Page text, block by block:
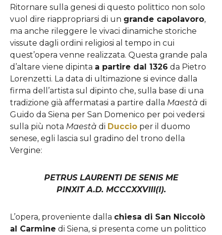
Ritornare sulla genesi di questo polittico non solo
vuol dire riappropriarsi di un grande capolavoro,
ma anche rileggere le vivaci dinamiche storiche
vissute dagli ordini religiosi al tempo in cui
quest’opera venne realizzata. Questa grande pala
d’altare viene dipinta a partire dal 1326 da Pietro
Lorenzetti. La data di ultimazione si evince dalla
firma dell’artista sul dipinto che, sulla base di una
tradizione già affermatasi a partire dalla Maestà di
Guido da Siena per San Domenico per poi vedersi
sulla più nota Maestà di Duccio per il duomo
senese, egli lascia sul gradino del trono della
Vergine:
PETRUS LAURENTI DE SENIS ME
PINXIT A.D. MCCCXXVIII(I).
L’opera, proveniente dalla chiesa di San Niccolò
al Carmine di Siena, si presenta come un polittico